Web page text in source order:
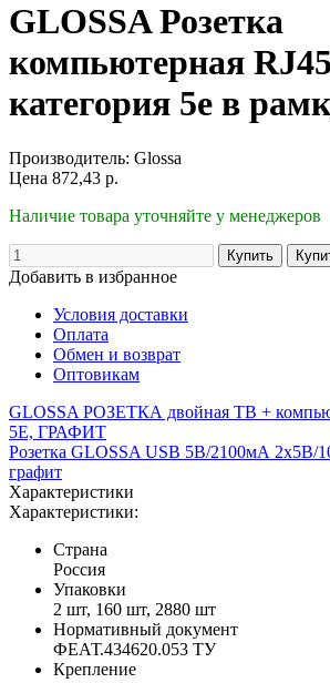
GLOSSA Розетка
компьютерная RJ45
категория 5е в
Производитель: Glossa
Цена 872,43 р.
Наличие товара уточняйте у менеджеров
Добавить в избранное
Условия доставки
Оплата
Обмен и возврат
Оптовикам
GLOSSA РОЗЕТКА двойная ТВ +
5Е, ГРАФИТ
Розетка GLOSSA USB 5В/2100мА 2х5В/
графит
Характеристики
Характеристики:
Страна
Россия
Упаковки
2 шт, 160 шт, 2880 шт
Нормативный документ
ФЕАТ.434620.053 ТУ
Крепление